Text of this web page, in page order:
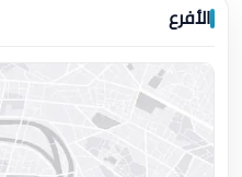
الأفرع